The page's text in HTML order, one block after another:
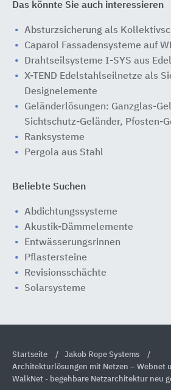
Das könnte Sie auch interessieren
Absturzsicherung als
Caparol Fassadensysteme auf
Drahtseilsysteme I-SYS aus
X-TEND Edelstahlseilnetze als
Designelemente
Geländerlösungen: Ganzglas-
Sichtschutz-Geländer, Pfosten-
Ranksysteme
Pergola aus Stahl
Beliebte Suchen
Abdichtungssysteme
Akustik-Dämmelemente
Entwässerungsrinnen
Pflastersteine
Revisionsschächte
Solarsysteme
Startseite
Jakob Rope Systems
Architekturlösungen mit Netzen – Webnet
WalkNet - begehbare Netzarchitektur neu